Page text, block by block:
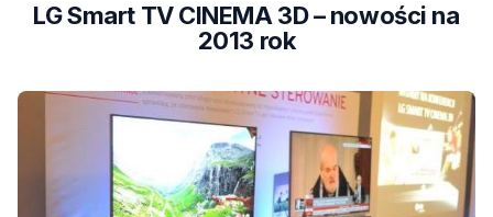
LG Smart TV CINEMA 3D – nowości na
2013 rok